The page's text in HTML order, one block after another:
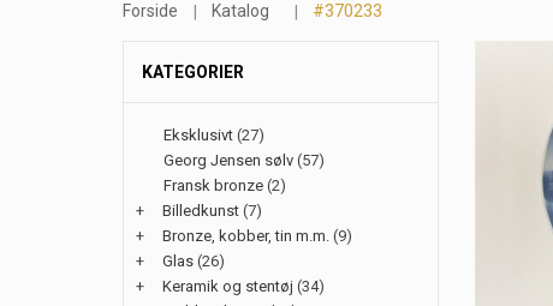
Forside Katalog #370233
KATEGORIER
Eksklusivt (27)
Georg Jensen sølv (57)
Fransk bronze (2)
+
Billedkunst (7)
+
Bronze, kobber, tin m.m. (9)
+
Glas (26)
+
Keramik og stentøj (34)